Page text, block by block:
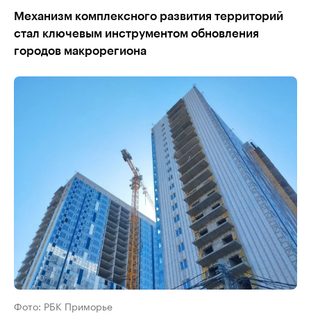
Механизм комплексного развития территорий
стал ключевым инструментом обновления
городов макрорегиона
Фото: РБК Приморье